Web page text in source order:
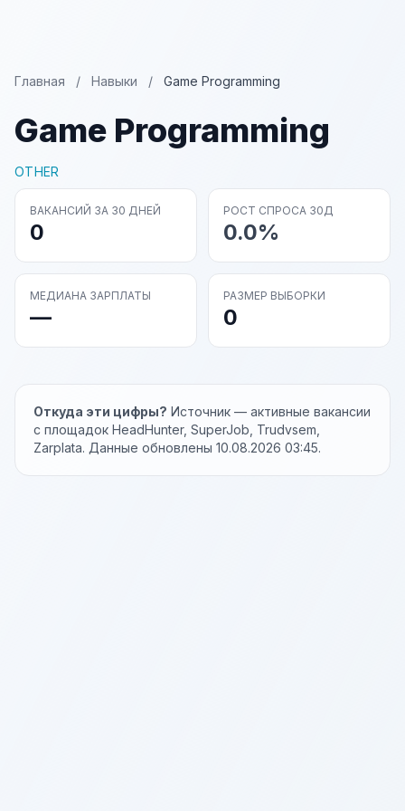
Главная / Навыки / Game Programming
Game Programming
OTHER
ВАКАНСИЙ ЗА 30 ДНЕЙ
0
РОСТ СПРОСА 30Д
0.0%
МЕДИАНА ЗАРПЛАТЫ
—
РАЗМЕР ВЫБОРКИ
0
Откуда эти цифры? Источник — активные вакансии
с площадок HeadHunter, SuperJob, Trudvsem,
Zarplata. Данные обновлены 10.08.2026 03:45.